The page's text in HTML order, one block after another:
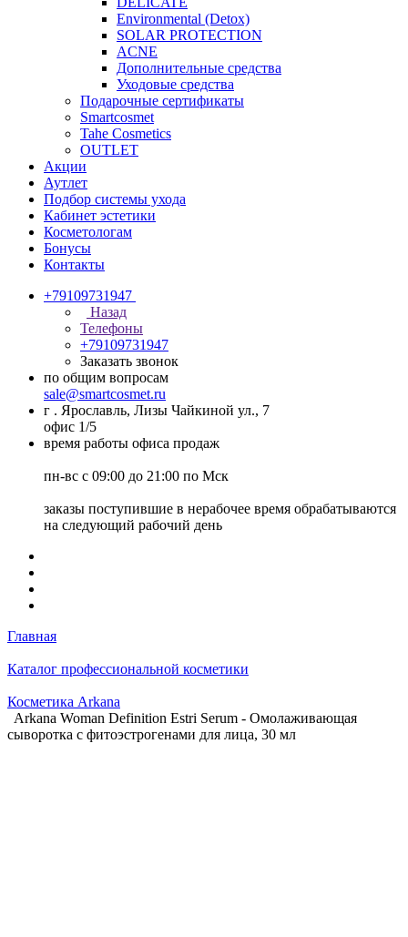
Environmental (Detox)
SOLAR PROTECTION
АCNE
Дополнительные средства
Уходовые средства
Подарочные сертификаты
Smartcosmet
Tahe Cosmetics
OUTLET
Акции
Аутлет
Подбор системы ухода
Кабинет эстетики
Косметологам
Бонусы
Контакты
+79109731947
Назад
Телефоны
+79109731947
Заказать звонок
по общим вопросам
sale@smartcosmet.ru
г . Ярославль, Лизы Чайкиной ул., 7
офис 1/5
время работы офиса продаж
пн-вс с 09:00 до 21:00 по Мск
заказы поступившие в нерабочее время обрабатываются
на следующий рабочий день
Главная
Каталог профессиональной косметики
Косметика Arkana
Arkana Woman Definition Estri Serum - Омолаживающая
сыворотка с фитоэстрогенами для лица, 30 мл